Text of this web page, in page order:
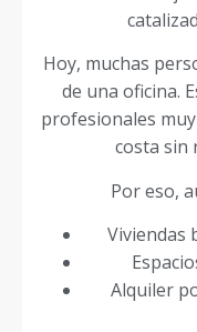
Hoy, muchas
de una oficina.
profesionales
costa sin
Por eso,
Viviendas
Alquiler